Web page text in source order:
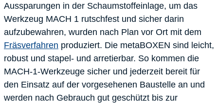
Aussparungen in der Schaumstoffeinlage, um das
Werkzeug MACH 1 rutschfest und sicher darin
aufzubewahren, wurden nach Plan vor Ort mit dem
Fräsverfahren produziert. Die metaBOXEN sind leicht,
robust und stapel- und arretierbar. So kommen die
MACH-1-Werkzeuge sicher und jederzeit bereit für
den Einsatz auf der vorgesehenen Baustelle an und
werden nach Gebrauch gut geschützt bis zur